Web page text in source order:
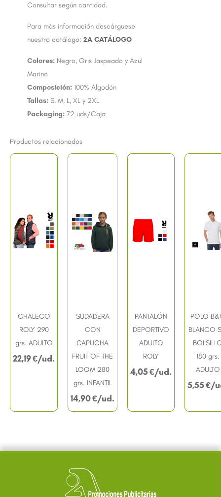
Consultar según cantidad.
Para más información descárguese
nuestro catálogo: 2A CATÁLOGO
Colores: Negro, Gris Jaspeado y Azul
Marino
Composición: 100% Algodón
Tallas: S, M, L, XL y 2XL
Packaging: 72 uds/Caja
Productos relacionados
CHALECO
ROLY 290
grs. ADULTO
22,19€
SUDADERA
CON
CAPUCHA
FRUIT OF THE
LOOM 280
grs. INFANTIL
14,90€
PANTALÓN
DEPORTIVO
ADULTO
ROLY
4,05€
POLO
BLANCO
180 grs.
ADULTO
5,55€